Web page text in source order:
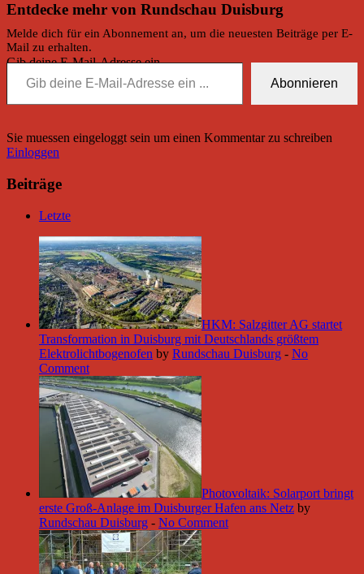
Entdecke mehr von Rundschau Duisburg
Melde dich für ein Abonnement an, um die neuesten Beiträge per E-
Mail zu erhalten.
Gib deine E-Mail-Adresse ein ...
Abonnieren
Sie muessen eingeloggt sein um einen Kommentar zu schreiben
Einloggen
Beiträge
Letzte
HKM: Salzgitter AG startet
Transformation in Duisburg mit Deutschlands größtem
Elektrolichtbogenofen by Rundschau Duisburg - No
Comment
Photovoltaik: Solarport bringt
erste Groß-Anlage im Duisburger Hafen ans Netz by
Rundschau Duisburg - No Comment